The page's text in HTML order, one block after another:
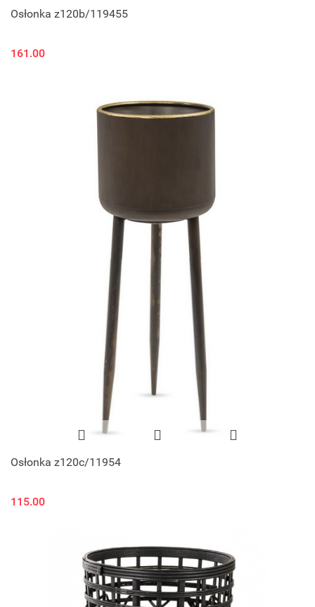
Osłonka z120b/119455
161.00
Osłonka z120c/11954
115.00